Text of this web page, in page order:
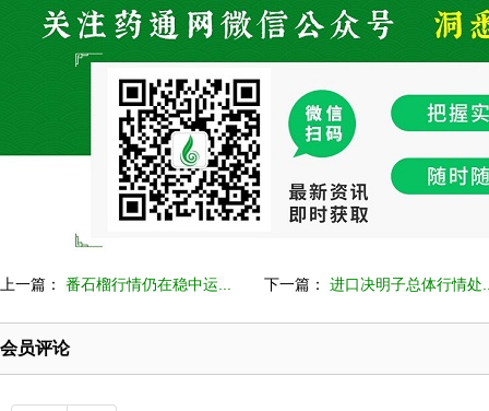
上一篇： 番石榴行情仍在稳中运... 下一篇： 进口决明子总体行情处
会员评论